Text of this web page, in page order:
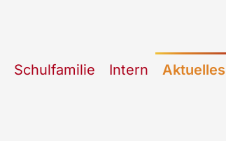
Schulfamilie Intern Aktuelles